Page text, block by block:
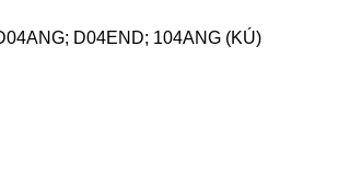
D04END; 104ANG (KÚ)